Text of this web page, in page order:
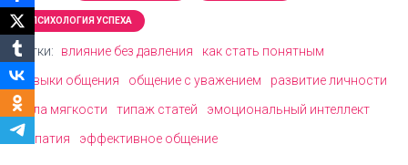
ПСИХОЛОГИЯ УСПЕХА
Метки: влияние без давления
как стать понятным
навыки общения
общение с уважением
развитие личности
сила мягкости
типаж статей
эмоциональный интеллект
эмпатия
эффективное общение